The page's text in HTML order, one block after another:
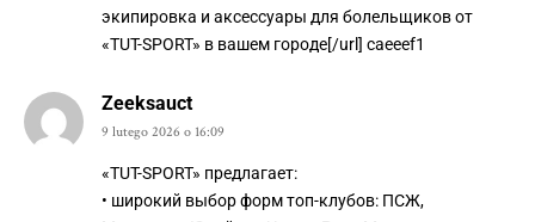
экипировка и аксессуары для болельщиков от
«TUT-SPORT» в вашем городе[/url] caeeef1
Zeeksauct
9 lutego 2026 o 16:09
«TUT-SPORT» предлагает:
• широкий выбор форм топ-клубов: ПСЖ,